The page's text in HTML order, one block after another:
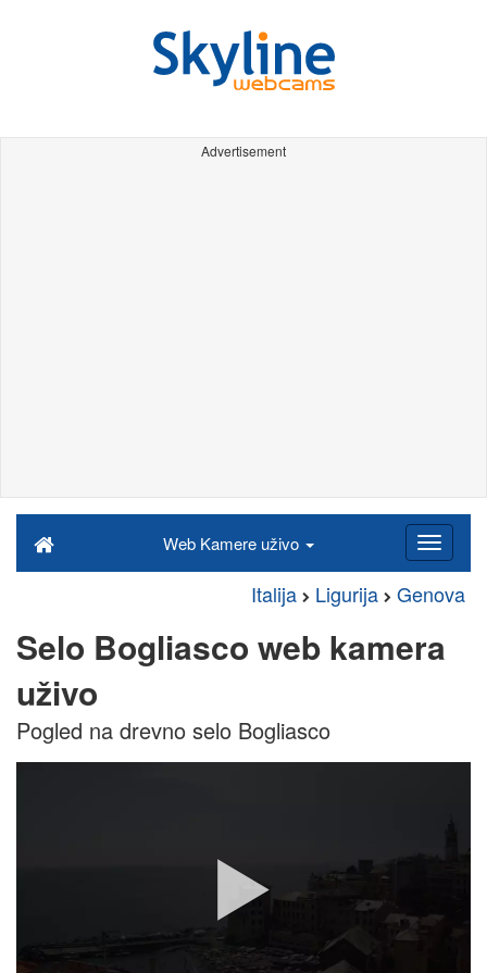
Advertisement
Web Kamere uživo
Italija Ligurija Genova
Selo Bogliasco web kamera
uživo
Pogled na drevno selo Bogliasco